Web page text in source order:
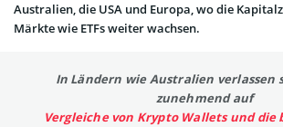
Australien, die USA und Europa, wo die
Märkte wie ETFs weiter wachsen.
In Ländern wie Australien verlassen
zunehmend auf
Vergleiche von Krypto Wallets und die